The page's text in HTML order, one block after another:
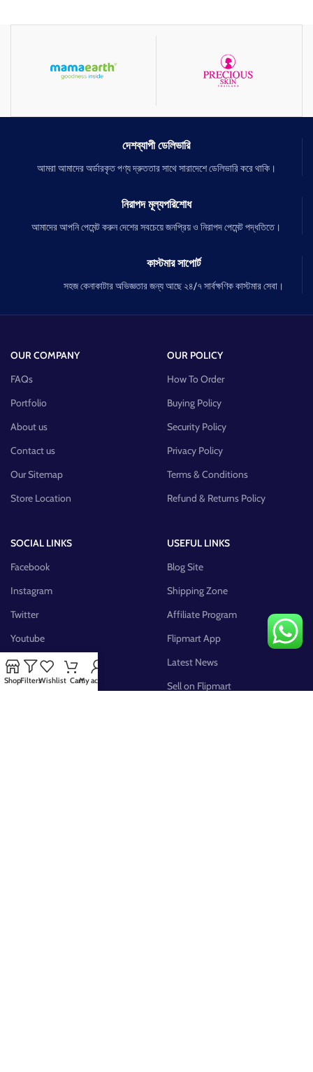
দেশব্যাপী ডেলিভারি
আমরা আমাদের অর্ডারকৃত পণ্য দ্রুততার সাথে সারাদেশে ডেলিভারি করে থাকি।
নিরাপদ মূল্যপরিশোধ
আমাদের আপনি পেমেন্ট করুন দেশের সবচেয়ে জনপ্রিয় ও নিরাপদ পেমেন্ট পদ্ধতিতে।
কাস্টমার সাপোর্ট
সহজ কেনাকাটার অভিজ্ঞতার জন্য আছে ২৪/৭ সার্বক্ষণিক কাস্টমার সেবা।
OUR COMPANY
FAQs
Portfolio
About us
Contact us
Our Sitemap
Store Location
OUR POLICY
How To Order
Buying Policy
Security Policy
Privacy Policy
Terms & Conditions
Refund & Returns Policy
SOCIAL LINKS
Facebook
Instagram
Twitter
Youtube
Pinterest
FB Group
USEFUL LINKS
Blog Site
Shipping Zone
Affiliate Program
Flipmart App
Latest News
Sell on Flipmart
ShopFiltersWishlist CartMy account